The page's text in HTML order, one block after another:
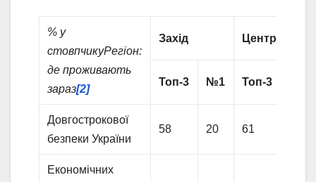
% у
стовпчикуРегіон:
де проживають
зараз[2]
Захід Центр
Топ-3 №1 Топ-3
Довгострокової
безпеки України
58 20 61
Економічних